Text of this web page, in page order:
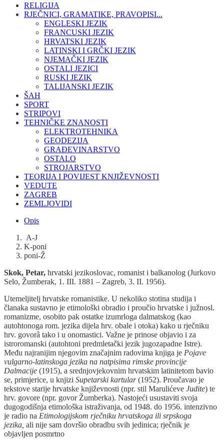
RELIGIJA
RJEČNICI, GRAMATIKE, PRAVOPISI...
ENGLESKI JEZIK
FRANCUSKI JEZIK
HRVATSKI JEZIK
LATINSKI I GRČKI JEZIK
NJEMAČKI JEZIK
OSTALI JEZICI
RUSKI JEZIK
TALIJANSKI JEZIK
ŠAH
SPORT
STRIPOVI
TEHNIČKE ZNANOSTI
ELEKTROTEHNIKA
GEODEZIJA
GRAĐEVINARSTVO
OSTALO
STROJARSTVO
TEORIJA I POVIJEST KNJIŽEVNOSTI
VEDUTE
ZAGREB
ZEMLJOVIDI
Opis
A-J
K-poni
poni-Ž
Skok, Petar, hrvatski jezikoslovac, romanist i balkanolog (Jurkovo
Selo, Žumberak, 1. III. 1881 – Zagreb, 3. II. 1956).
Utemeljitelj hrvatske romanistike. U nekoliko stotina studija i
članaka sustavno je etimološki obradio i proučio hrvatske i južnosl.
romanizme, osobito pak ostatke izumrloga dalmatskog (kao
autohtonoga rom. jezika dijela hrv. obale i otoka) kako u rječniku
hrv. govorâ tako i u onomastici. Važne je prinose objavio i za
istroromanski (autohtoni predmletački jezik jugozapadne Istre).
Među najranijim njegovim značajnim radovima knjiga je Pojave
vulgarno-latinskoga jezika na natpisima rimske provincije
Dalmacije (1915), a srednjovjekovnim hrvatskim latinitetom bavio
se, primjerice, u knjizi Supetarski kartular(1952). Proučavao je
tekstove starije hrvatske književnosti (npr. stil Marulićeve Judite) te
hrv. govore (npr. govor Žumberka). Nastojeći usustaviti svoja
dugogodišnja etimološka istraživanja, od 1948. do 1956. intenzivno
je radio na Etimologijskom rječniku hrvatskoga ili srpskoga
jezika, ali nije sam dovršio obradbu svih jedinica; rječnik je
objavljen posmrtno